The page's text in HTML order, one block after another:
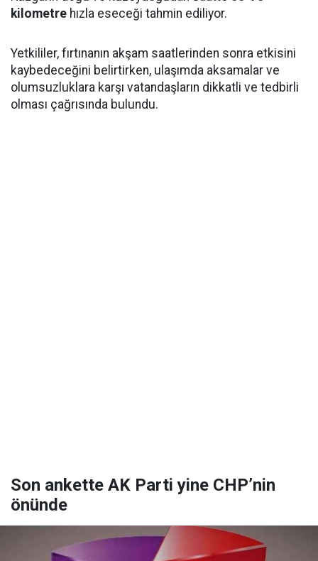
kilometre hızla eseceği tahmin ediliyor.
Yetkililer, fırtınanın akşam saatlerinden sonra etkisini
kaybedeceğini belirtirken, ulaşımda aksamalar ve
olumsuzluklara karşı vatandaşların dikkatli ve tedbirli
olması çağrısında bulundu.
Son ankette AK Parti yine CHP’nin
önünde